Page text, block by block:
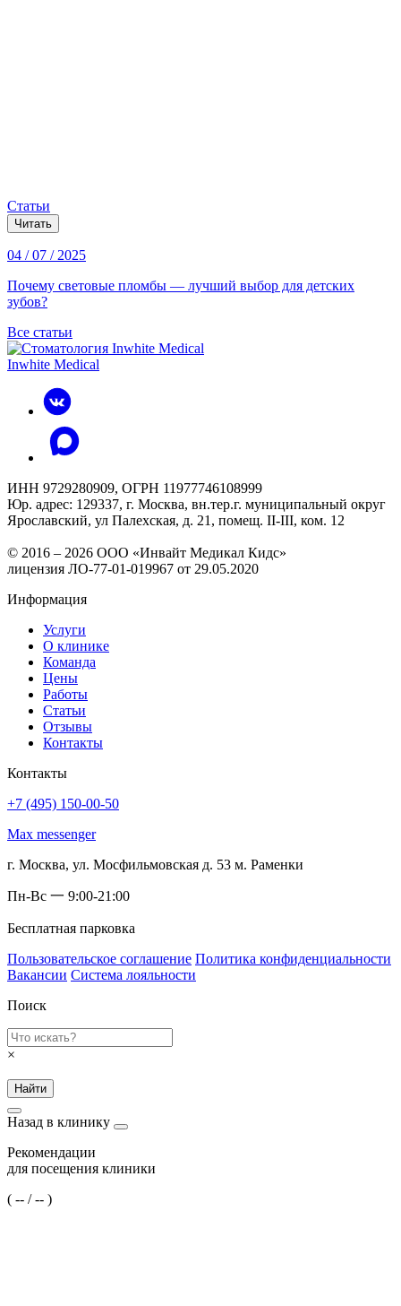
Статьи
Читать
04 / 07 / 2025
Почему световые пломбы — лучший выбор для детских
зубов?
Все статьи
Inwhite Medical
ИНН 9729280909, ОГРН 11977746108999
Юр. адрес: 129337, г. Москва, вн.тер.г. муниципальный округ
Ярославский, ул Палехская, д. 21, помещ. II-III, ком. 12
© 2016 – 2026 ООО «Инвайт Медикал Кидс»
лицензия ЛО-77-01-019967 от 29.05.2020
Информация
Услуги
О клинике
Команда
Цены
Работы
Статьи
Отзывы
Контакты
Контакты
+7 (495) 150-00-50
Max messenger
г. Москва, ул. Мосфильмовская д. 53 м. Раменки
Пн-Вс 一 9:00-21:00
Бесплатная парковка
Пользовательское соглашение Политика конфиденциальности
Вакансии Система лояльности
Поиск
×
Найти
Назад в клинику
Рекомендации
для посещения клиники
( -- / -- )